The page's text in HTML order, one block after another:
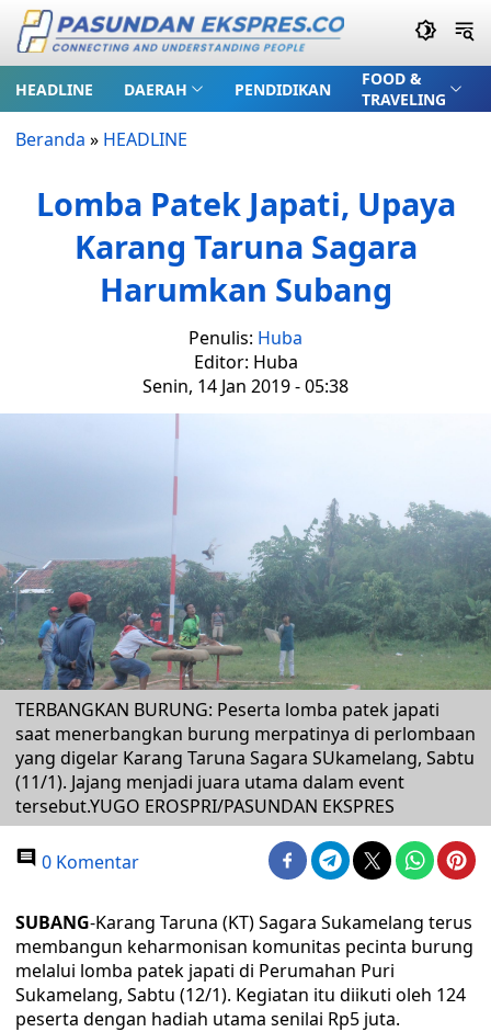
HEADLINE DAERAH PENDIDIKAN
FOOD &
TRAVELING
Beranda » HEADLINE
Lomba Patek Japati, Upaya
Karang Taruna Sagara
Harumkan Subang
Penulis: Huba
Editor: Huba
Senin, 14 Jan 2019 - 05:38
TERBANGKAN BURUNG: Peserta lomba patek japati
saat menerbangkan burung merpatinya di perlombaan
yang digelar Karang Taruna Sagara SUkamelang, Sabtu
(11/1). Jajang menjadi juara utama dalam event
tersebut.YUGO EROSPRI/PASUNDAN EKSPRES
0 Komentar
SUBANG-Karang Taruna (KT) Sagara Sukamelang terus
membangun keharmonisan komunitas pecinta burung
melalui lomba patek japati di Perumahan Puri
Sukamelang, Sabtu (12/1). Kegiatan itu diikuti oleh 124
peserta dengan hadiah utama senilai Rp5 juta.